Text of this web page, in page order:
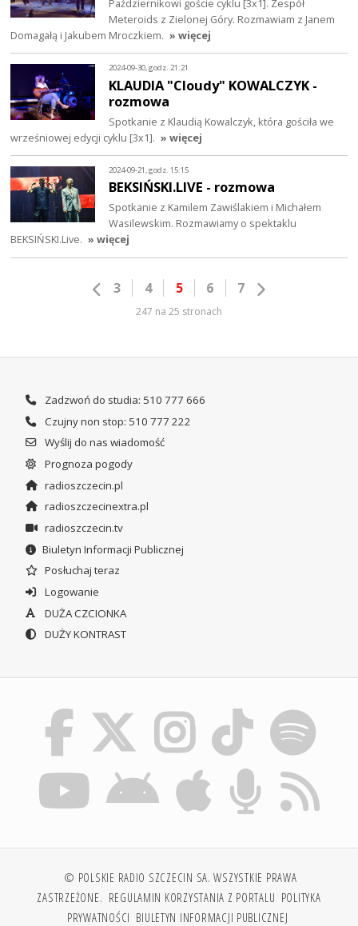
Październikowi goście cyklu [3x1]. Zespół
Meteroids z Zielonej Góry. Rozmawiam z Janem
Domagałą i Jakubem Mroczkiem. » więcej
2024-09-30, godz. 21:21
KLAUDIA "Cloudy" KOWALCZYK -
rozmowa
Spotkanie z Klaudią Kowalczyk, która gościła we
wrześniowej edycji cyklu [3x1]. » więcej
2024-09-21, godz. 15:15
BEKSIŃSKI.LIVE - rozmowa
Spotkanie z Kamilem Zawiślakiem i Michałem
Wasilewskim. Rozmawiamy o spektaklu
BEKSIŃSKI.Live. » więcej
3 4 5 6 7
247 na 25 stronach
Zadzwoń do studia: 510 777 666
Czujny non stop: 510 777 222
Wyślij do nas wiadomość
Prognoza pogody
radioszczecin.pl
radioszczecinextra.pl
radioszczecin.tv
Biuletyn Informacji Publicznej
Posłuchaj teraz
Logowanie
DUŻA CZCIONKA
DUŻY KONTRAST
© POLSKIE RADIO SZCZECIN SA. WSZYSTKIE PRAWA
ZASTRZEŻONE. REGULAMIN KORZYSTANIA Z PORTALU POLITYKA
PRYWATNOŚCI BIULETYN INFORMACJI PUBLICZNEJ